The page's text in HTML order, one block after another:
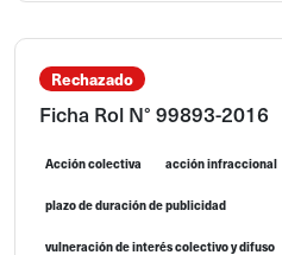
Rechazado
Ficha Rol N° 99893-2016
Acción colectiva acción infraccional
plazo de duración de publicidad
vulneración de interés colectivo y difuso